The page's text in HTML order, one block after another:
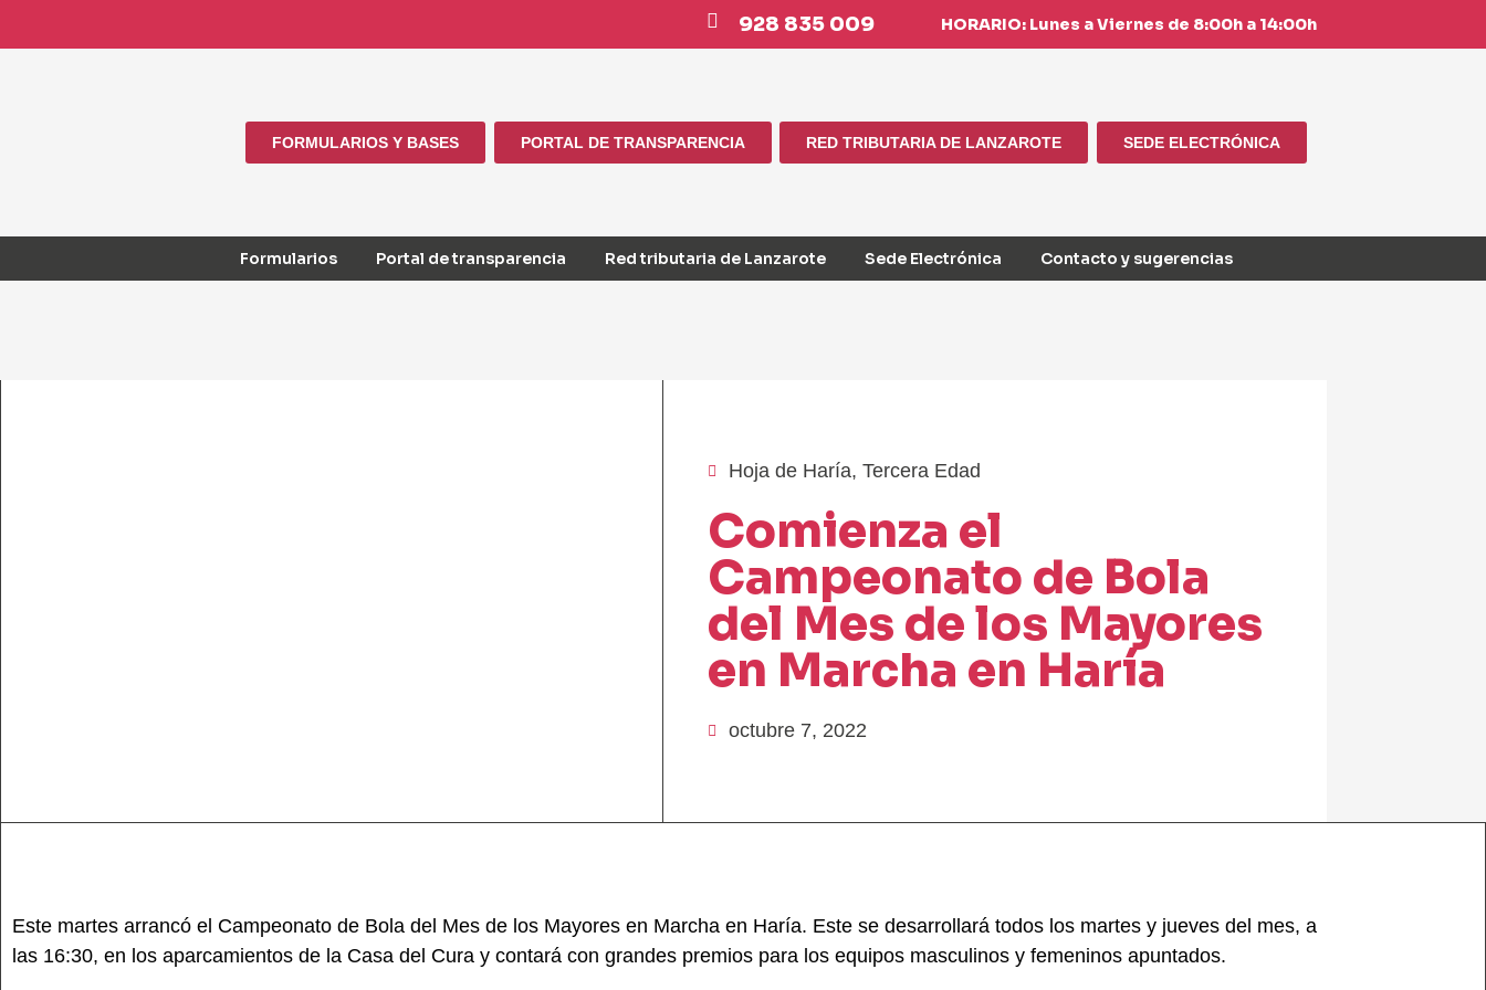
928 835 009 HORARIO: Lunes a Viernes de 8:00h a 14:00h
FORMULARIOS Y BASES PORTAL DE TRANSPARENCIA RED TRIBUTARIA DE LANZAROTE SEDE ELECTRÓNICA
Formularios Portal de transparencia Red tributaria de Lanzarote Sede Electrónica Contacto y sugerencias
Hoja de Haría, Tercera Edad
Comienza el
Campeonato de Bola
del Mes de los Mayores
en Marcha en Haría
octubre 7, 2022
Este martes arrancó el Campeonato de Bola del Mes de los Mayores en Marcha en Haría. Este se desarrollará todos los martes y jueves del mes, a
las 16:30, en los aparcamientos de la Casa del Cura y contará con grandes premios para los equipos masculinos y femeninos apuntados.